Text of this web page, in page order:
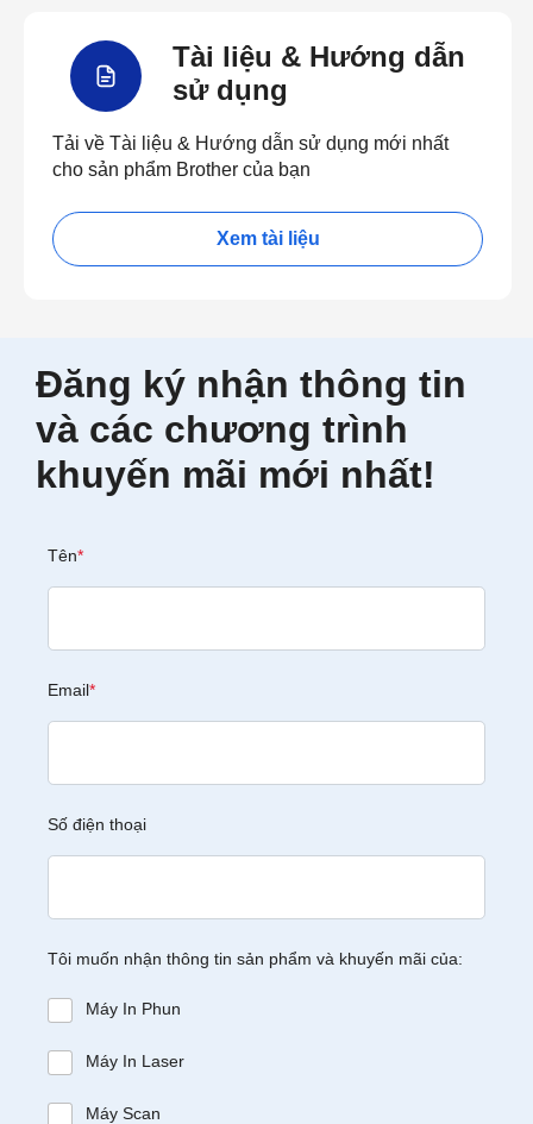
Tài liệu & Hướng dẫn
sử dụng
Tải về Tài liệu & Hướng dẫn sử dụng mới nhất
cho sản phẩm Brother của bạn
Xem tài liệu
Đăng ký nhận thông tin
và các chương trình
khuyến mãi mới nhất!
Tên*
Email*
Số điện thoại
Tôi muốn nhận thông tin sản phẩm và khuyến mãi của:
Máy In Phun
Máy In Laser
Máy Scan